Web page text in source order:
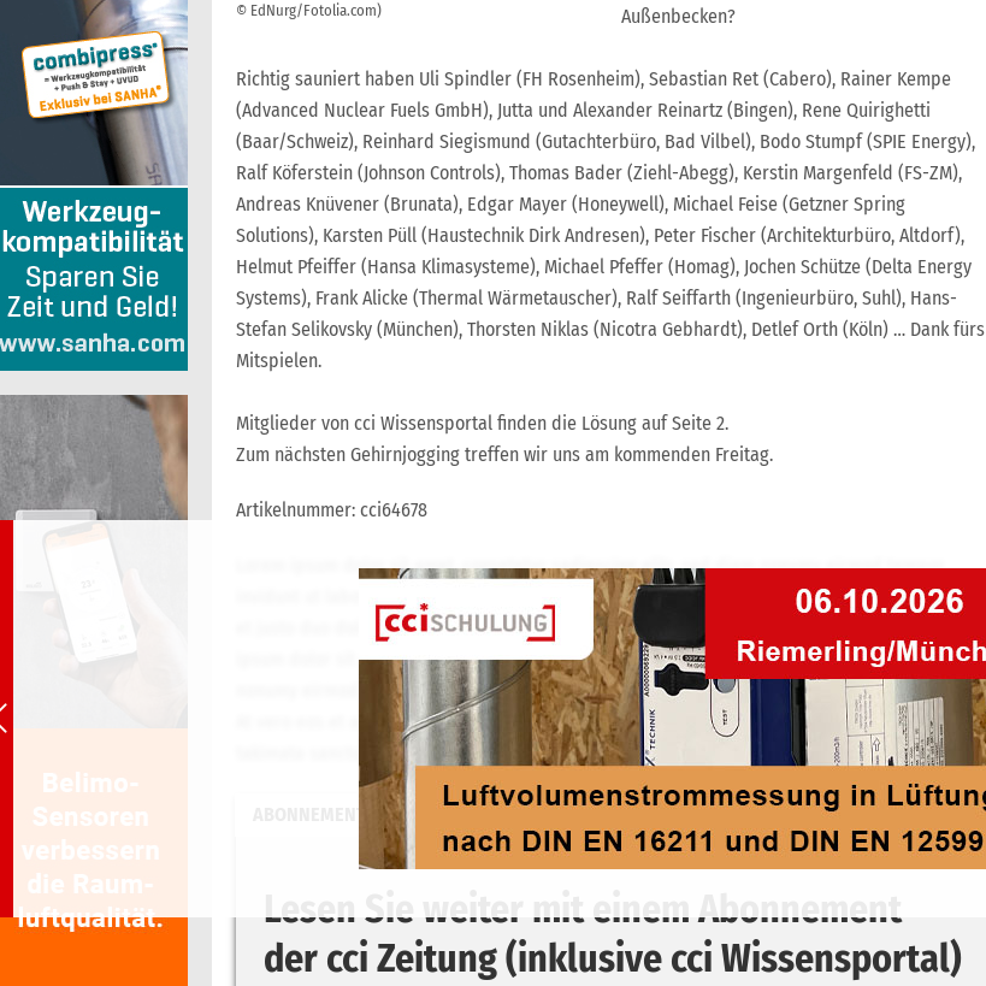
© EdNurg/Fotolia.com)
Außenbecken?
Richtig sauniert haben Uli Spindler (FH Rosenheim), Sebastian Ret (Cabero), Rainer Kempe
(Advanced Nuclear Fuels GmbH), Jutta und Alexander Reinartz (Bingen), Rene Quirighetti
(Baar/Schweiz), Reinhard Siegismund (Gutachterbüro, Bad Vilbel), Bodo Stumpf (SPIE Energy),
Ralf Köferstein (Johnson Controls), Thomas Bader (Ziehl-Abegg), Kerstin Margenfeld (FS-ZM),
Andreas Knüvener (Brunata), Edgar Mayer (Honeywell), Michael Feise (Getzner Spring
Solutions), Karsten Püll (Haustechnik Dirk Andresen), Peter Fischer (Architekturbüro, Altdorf),
Helmut Pfeiffer (Hansa Klimasysteme), Michael Pfeffer (Homag), Jochen Schütze (Delta Energy
Systems), Frank Alicke (Thermal Wärmetauscher), Ralf Seiffarth (Ingenieurbüro, Suhl), Hans-
Stefan Selikovsky (München), Thorsten Niklas (Nicotra Gebhardt), Detlef Orth (Köln) … Dank fürs
Mitspielen.
Mitglieder von cci Wissensportal finden die Lösung auf Seite 2.
Zum nächsten Gehirnjogging treffen wir uns am kommenden Freitag.
Artikelnummer: cci64678
Lorem ipsum dolor sit amet, consetetur sadipscing elitr, sed diam nonumy eirmod tempor
invidunt ut labore et dolore magna aliquyam erat, sed diam voluptua. At vero eos et accusam
et justo duo dolores et ea rebum. Stet clita kasd gubergren, no sea takimata sanctus est Lorem
ipsum dolor sit amet. Lorem ipsum dolor sit amet, consetetur sadipscing elitr, sed diam
nonumy eirmod tempor invidunt ut labore et dolore magna aliquyam erat, sed diam voluptua.
At vero eos et accusam et justo duo dolores et ea rebum. Stet clita kasd gubergren, no sea
takimata sanctus est Lorem ipsum dolor sit amet.
Lesen Sie weiter mit einem Abonnement
der cci Zeitung (inklusive cci Wissensportal)